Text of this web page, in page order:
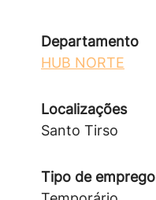
Departamento
HUB NORTE
Localizações
Santo Tirso
Tipo de emprego